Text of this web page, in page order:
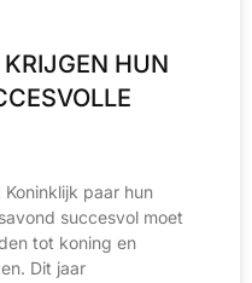
HUN
paar hun
succesvol moet
tot koning en
Dit jaar